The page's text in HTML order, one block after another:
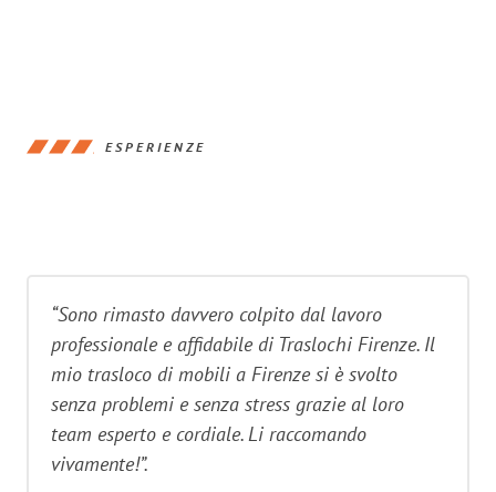
ESPERIENZE
“Sono rimasto davvero colpito dal lavoro
professionale e affidabile di Traslochi Firenze. Il
mio trasloco di mobili a Firenze si è svolto
senza problemi e senza stress grazie al loro
team esperto e cordiale. Li raccomando
vivamente!”.